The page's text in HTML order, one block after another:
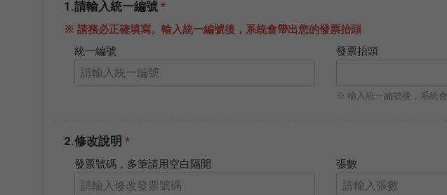
1.請輸入統一編號 *
※ 請務必正確填寫。輸入統一編號後，系統會帶出您的發票抬頭
統一編號
發票抬頭
※ 輸入統一編號後，系統
2.修改說明 *
發票號碼，多筆請用空白隔開 張數